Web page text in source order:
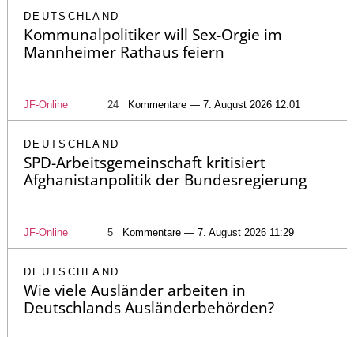
DEUTSCHLAND
Kommunalpolitiker will Sex-Orgie im
Mannheimer Rathaus feiern
JF-Online 24 Kommentare — 7. August 2026 12:01
DEUTSCHLAND
SPD-Arbeitsgemeinschaft kritisiert
Afghanistanpolitik der Bundesregierung
JF-Online 5 Kommentare — 7. August 2026 11:29
DEUTSCHLAND
Wie viele Ausländer arbeiten in
Deutschlands Ausländerbehörden?